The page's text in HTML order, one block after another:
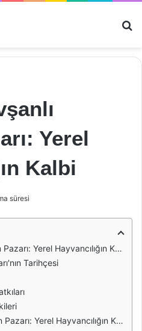
Yerel
Kalbi
süresi
Yerel Hayvancılığın Kalbi
Tarihçesi
Yerel Hayvancılığın Kalbi